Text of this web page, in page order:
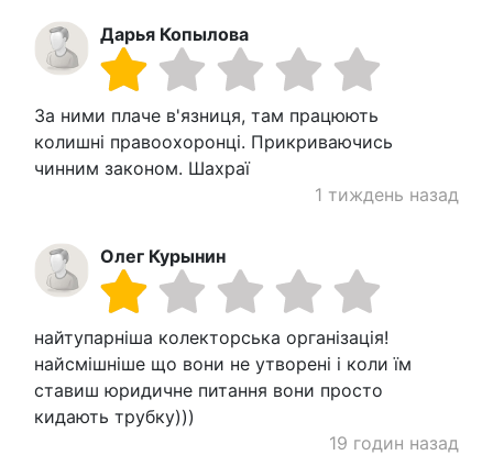
Дарья Копылова
За ними плаче в'язниця, там працюють
колишні правоохоронці. Прикриваючись
чинним законом. Шахраї
1 тиждень назад
Олег Курынин
найтупарніша колекторська організація!
найсмішніше що вони не утворені і коли їм
ставиш юридичне питання вони просто
кидають трубку)))
19 годин назад